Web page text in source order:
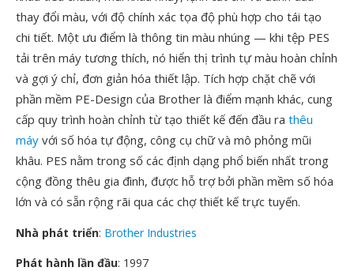
thay đổi màu, với độ chính xác tọa độ phù hợp cho tái tạo
chi tiết. Một ưu điểm là thông tin màu nhúng — khi tệp PES
tải trên máy tương thích, nó hiển thị trình tự màu hoàn chỉnh
và gợi ý chỉ, đơn giản hóa thiết lập. Tích hợp chặt chẽ với
phần mềm PE-Design của Brother là điểm mạnh khác, cung
cấp quy trình hoàn chỉnh từ tạo thiết kế đến đầu ra thêu
máy với số hóa tự động, công cụ chữ và mô phỏng mũi
khâu. PES nằm trong số các định dạng phổ biến nhất trong
cộng đồng thêu gia đình, được hỗ trợ bởi phần mềm số hóa
lớn và có sẵn rộng rãi qua các chợ thiết kế trực tuyến.
Nhà phát triển: Brother Industries
Phát hành lần đầu: 1997